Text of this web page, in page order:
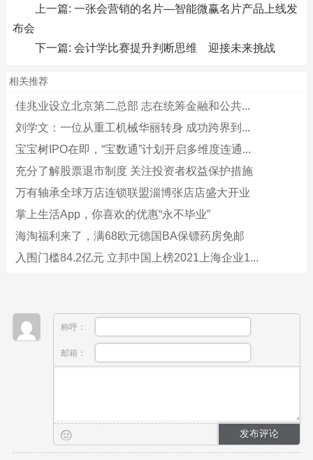
上一篇: 一张会营销的名片—智能微赢名片产品上线发
布会
下一篇: 会计学比赛提升判断思维 迎接未来挑战
相关推荐
佳兆业设立北京第二总部 志在统筹金融和公共...
刘学文：一位从重工机械华丽转身 成功跨界到...
宝宝树IPO在即，“宝数通”计划开启多维度连通...
充分了解股票退市制度 关注投资者权益保护措施
万有轴承全球万店连锁联盟淄博张店店盛大开业
掌上生活App，你喜欢的优惠“永不毕业”
海淘福利来了，满68欧元德国BA保镖药房免邮
入围门槛84.2亿元 立邦中国上榜2021上海企业1...
称呼：
邮箱：